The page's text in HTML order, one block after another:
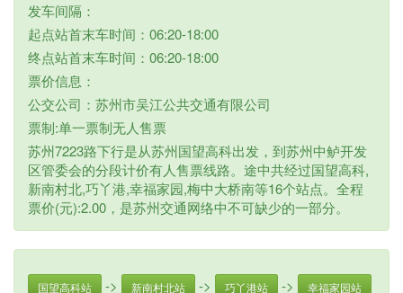
发车间隔：
起点站首末车时间：06:20-18:00
终点站首末车时间：06:20-18:00
票价信息：
公交公司：苏州市吴江公共交通有限公司
票制:单一票制无人售票
苏州7223路下行是从苏州国望高科出发，到苏州中鲈开发
区管委会的分段计价有人售票线路。途中共经过国望高科,
新南村北,巧丫港,幸福家园,梅中大桥南等16个站点。全程
票价(元):2.00，是苏州交通网络中不可缺少的一部分。
国望高科站 -> 新南村北站 -> 巧丫港站 -> 幸福家园站